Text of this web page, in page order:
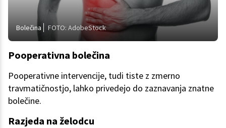
Bolečina FOTO: AdobeStock
Pooperativna bolečina
Pooperativne intervencije, tudi tiste z zmerno
travmatičnostjo, lahko privedejo do zaznavanja znatne
bolečine.
Razjeda na želodcu